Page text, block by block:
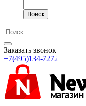
Поиск
Заказать звонок
+7(495)134-7272